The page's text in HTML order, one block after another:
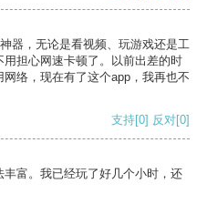
器，无论是看视频、玩游戏还是工
担心网速卡顿了。以前出差的时
络，现在有了这个app，我再也不
支持[0] 反对[0]
富。我已经玩了好几个小时，还